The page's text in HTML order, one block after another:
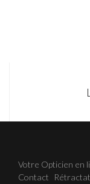
Votre Opticien en
Contact